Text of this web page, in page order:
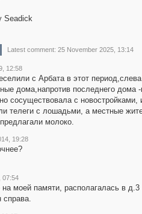
Seadick
Latest comment: 25 November 2025, 13:14
12:58
с Арбата в этот
дома,напротив последнего дома
сосуществовала с новостройками,
телеги с лошадьми, а местные
молоко.
19:28
07:54
моей памяти, располагалась в д.3
справа.